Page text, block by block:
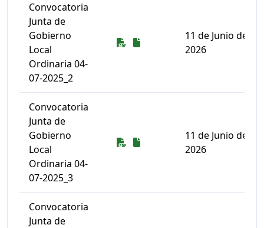
Convocatoria
Junta de
Gobierno
Local
Ordinaria 04-
07-2025_2
Descarga
Descarga
11 de Junio de
2026
Convocatoria
Junta de
Gobierno
Local
Ordinaria 04-
07-2025_3
Descarga
Descarga
11 de Junio de
2026
Convocatoria
Junta de